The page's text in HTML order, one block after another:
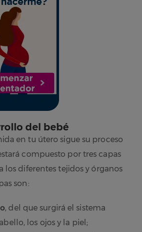
del bebé
en tu útero sigue su proceso
compuesto por tres capas
los diferentes tejidos y órganos
son:
, del que surgirá el sistema
los ojos y la piel;